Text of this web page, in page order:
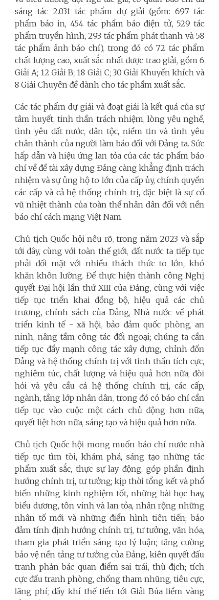
sáng tác 2.031 tác phẩm dự giải (gồm: 697 tác
phẩm báo in, 454 tác phẩm báo điện tử, 529 tác
phẩm truyền hình, 293 tác phẩm phát thanh và 58
tác phẩm ảnh báo chí), trong đó có 72 tác phẩm
chất lượng cao, xuất sắc nhất được trao giải, gồm 6
Giải A; 12 Giải B; 18 Giải C; 30 Giải Khuyến khích và
8 Giải Chuyên đề dành cho tác phẩm xuất sắc.
Các tác phẩm dự giải và đoạt giải là kết quả của sự
tâm huyết, tinh thần trách nhiệm, lòng yêu nghề,
tình yêu đất nước, dân tộc, niềm tin và tình yêu
chân thành của người làm báo đối với Đảng ta. Sức
hấp dẫn và hiệu ứng lan tỏa của các tác phẩm báo
chí về đề tài xây dựng Đảng càng khẳng định trách
nhiệm và sự ủng hộ to lớn của cấp ủy, chính quyền
các cấp và cả hệ thống chính trị, đặc biệt là sự cổ
vũ nhiệt thành của toàn thể nhân dân đối với nền
báo chí cách mạng Việt Nam.
Chủ tịch Quốc hội nêu rõ, trong năm 2023 và sắp
tới đây, cùng với toàn thế giới, đất nước ta tiếp tục
phải đối mặt với nhiều thách thức to lớn, khó
khăn khôn lường. Để thực hiện thành công Nghị
quyết Đại hội lần thứ XIII của Đảng, cùng với việc
tiếp tục triển khai đồng bộ, hiệu quả các chủ
trương, chính sách của Ðảng, Nhà nước về phát
triển kinh tế - xã hội, bảo đảm quốc phòng, an
ninh, nâng tầm công tác đối ngoại; chúng ta cần
tiếp tục đẩy mạnh công tác xây dựng, chỉnh đốn
Ðảng và hệ thống chính trị với tinh thần tích cực,
nghiêm túc, chất lượng và hiệu quả hơn nữa; đòi
hỏi và yêu cầu cả hệ thống chính trị, các cấp,
ngành, tầng lớp nhân dân, trong đó có báo chí cần
tiếp tục vào cuộc một cách chủ động hơn nữa,
quyết liệt hơn nữa, sáng tạo và hiệu quả hơn nữa.
Chủ tịch Quốc hội mong muốn báo chí nước nhà
tiếp tục tìm tòi, khám phá, sáng tạo những tác
phẩm xuất sắc, thực sự lay động, góp phần định
hướng chính trị, tư tưởng; kịp thời tổng kết và phổ
biến những kinh nghiệm tốt, những bài học hay,
biểu dương, tôn vinh và lan tỏa, nhân rộng những
nhân tố mới và những điển hình tiên tiến; bảo
đảm tính định hướng chính trị, tư tưởng, văn hóa,
tham gia phát triển sáng tạo lý luận; tăng cường
bảo vệ nền tảng tư tưởng của Đảng, kiên quyết đấu
tranh phản bác quan điểm sai trái, thù địch; tích
cực đấu tranh phòng, chống tham nhũng, tiêu cực,
lãng phí; đầy khí thế tiến tới Giải Búa liềm vàng